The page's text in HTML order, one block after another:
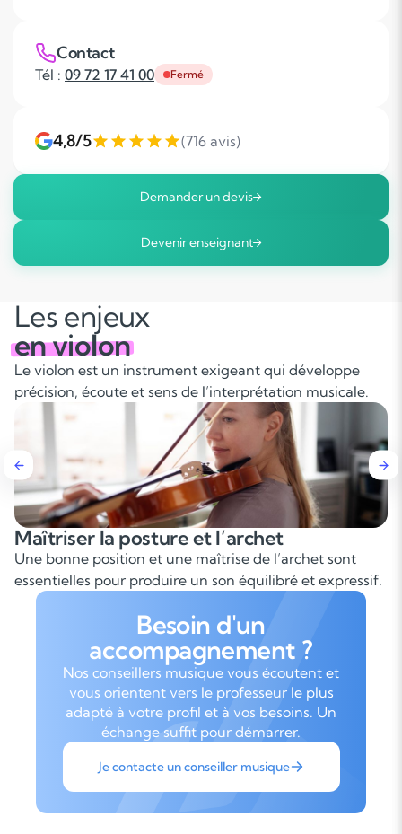
Contact
Tél : 09 72 17 41 00 Fermé
4,8/5 (716 avis)
Demander un devis
Devenir enseignant
Les enjeux
en violon
Le violon est un instrument exigeant qui développe
précision, écoute et sens de l’interprétation musicale.
la posture et l’archet
bonne position et une maîtrise de l’archet sont
pour produire un son équilibré et expressif.
Besoin d'un
accompagnement ?
Nos conseillers musique vous écoutent et
vous orientent vers le professeur le plus
adapté à votre profil et à vos besoins. Un
échange suffit pour démarrer.
Je contacte un conseiller musique